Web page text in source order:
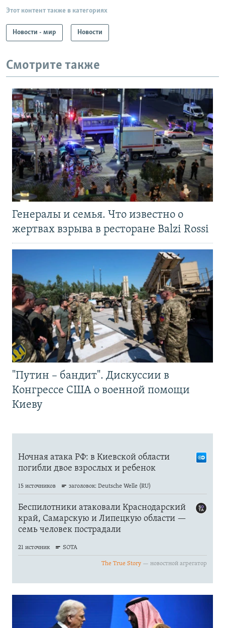
Этот контент также в категориях
Новости - мир Новости
Смотрите также
Генералы и семья. Что известно о
жертвах взрыва в ресторане Balzi Rossi
"Путин – бандит". Дискуссии в
Конгрессе США о военной помощи
Киеву